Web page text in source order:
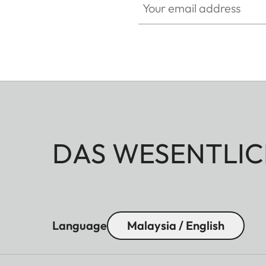
DAS
Language Malaysia / English